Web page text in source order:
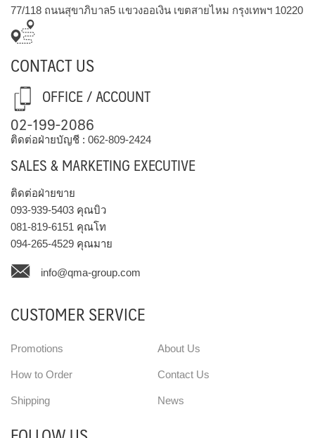
77/118 ถนนสุขาภิบาล5 แขวงออเงิน เขตสายไหม กรุงเทพฯ 10220
CONTACT US
OFFICE / ACCOUNT
02-199-2086
ติดต่อฝ่ายบัญชี : 062-809-2424
SALES & MARKETING EXECUTIVE
ติดต่อฝ่ายขาย
093-939-5403 คุณบิว
081-819-6151 คุณโท
094-265-4529 คุณมาย
info@qma-group.com
CUSTOMER SERVICE
Promotions
How to Order
Shipping
About Us
Contact Us
News